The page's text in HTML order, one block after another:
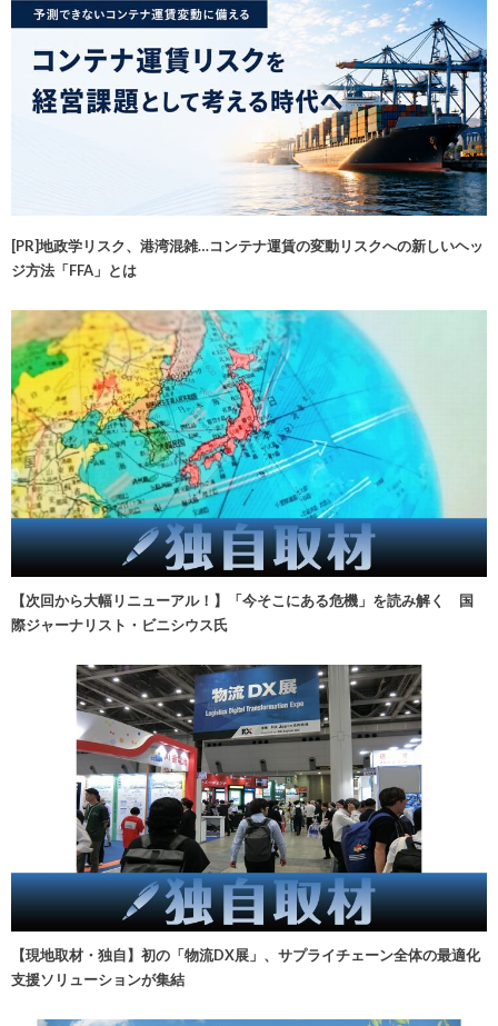
[PR]地政学リスク、港湾混雑…コンテナ運賃の変動リスクへの新しいヘッ
ジ方法「FFA」とは
【次回から大幅リニューアル！】「今そこにある危機」を読み解く 国
際ジャーナリスト・ビニシウス氏
【現地取材・独自】初の「物流DX展」、サプライチェーン全体の最適化
支援ソリューションが集結